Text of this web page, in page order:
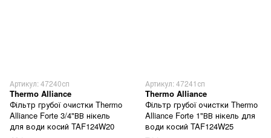
Артикул: 47240сп
Thermo Alliance
Фільтр грубої очистки Thermo
Alliance Forte 3/4"ВВ нікель
для води косий TAF124W20
Артикул: 47241сп
Thermo Alliance
Фільтр грубої очистки Thermo
Alliance Forte 1"ВВ нікель для
води косий TAF124W25